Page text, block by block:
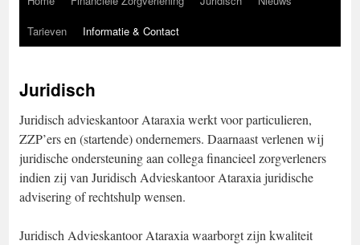
Tarieven
Informatie & Contact
Juridisch
Juridisch advieskantoor Ataraxia werkt voor particulieren,
ZZP’ers en (startende) ondernemers. Daarnaast verlenen wij
juridische ondersteuning aan collega financieel zorgverleners
indien zij van Juridisch Advieskantoor Ataraxia juridische
advisering of rechtshulp wensen.
Juridisch Advieskantoor Ataraxia waarborgt zijn kwaliteit